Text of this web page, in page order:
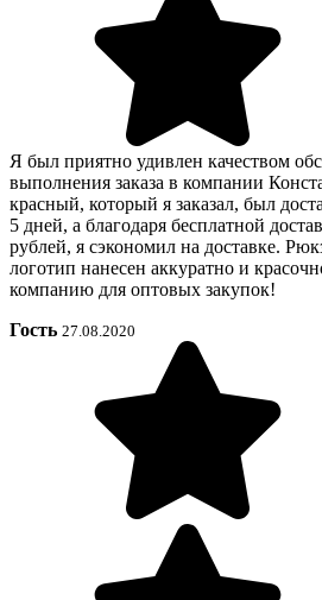
Я был приятно удивлен качеством
выполнения заказа в компании
красный, который я заказал, был
5 дней, а благодаря бесплатной
рублей, я сэкономил на доставке.
логотип нанесен аккуратно и
компанию для оптовых закупок!
Гость 27.08.2020